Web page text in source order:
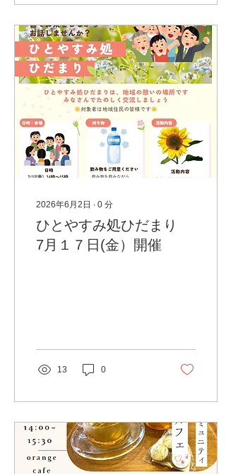
2026年6月2日 ∙ 0 分
ひとやすみ処ひだまり
7月１７日(金）開催
13 0